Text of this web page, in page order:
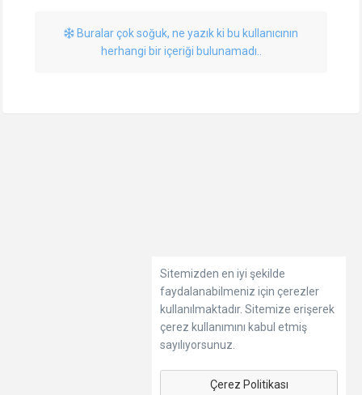
Buralar çok soğuk, ne yazık ki bu kullanıcının
herhangi bir içeriği bulunamadı..
Sitemizden en iyi şekilde
faydalanabilmeniz için çerezler
kullanılmaktadır. Sitemize erişerek
çerez kullanımını kabul etmiş
sayılıyorsunuz.
Çerez Politikası